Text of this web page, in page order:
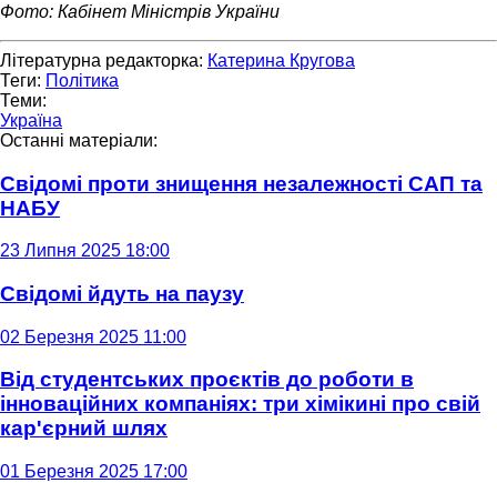
Фото: Кабінет Міністрів України
Літературна редакторка: Катерина Кругова
Теги: Політика
Теми:
Україна
Останні матеріали:
Свідомі проти знищення незалежності САП та
НАБУ
23 Липня 2025 18:00
Свідомі йдуть на паузу
02 Березня 2025 11:00
Від студентських проєктів до роботи в
інноваційних компаніях: три хімікині про свій
кар'єрний шлях
01 Березня 2025 17:00